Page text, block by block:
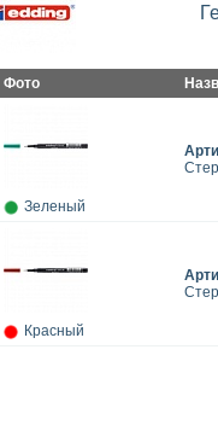
Фото
Зеленый
Красный